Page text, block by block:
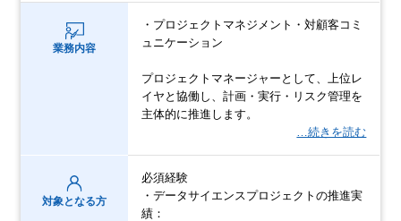
業務内容
・プロジェクトマネジメント・対顧客コミ
ュニケーション
プロジェクトマネージャーとして、上位レ
イヤと協働し、計画・実行・リスク管理を
主体的に推進します。
…続きを読む
対象となる方
必須経験
・データサイエンスプロジェクトの推進実
績：